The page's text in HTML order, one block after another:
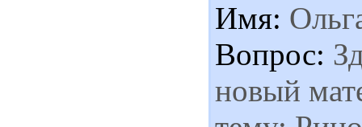
Имя:
Вопрос:
новый